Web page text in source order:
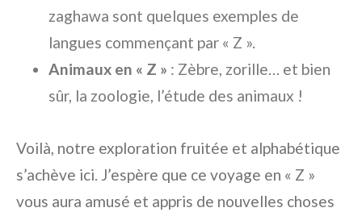
zaghawa sont quelques exemples de
langues commençant par « Z ».
Animaux en « Z » : Zèbre, zorille… et bien
sûr, la zoologie, l’étude des animaux !
Voilà, notre exploration fruitée et alphabétique
s’achève ici. J’espère que ce voyage en « Z »
vous aura amusé et appris de nouvelles choses